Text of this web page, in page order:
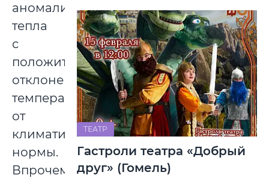
аномалией
тепла
с
положительным
отклонением
температуры
от
климатической
нормы.
Впрочем,
ТЕАТР
Гастроли театра «Добрый
друг» (Гомель)